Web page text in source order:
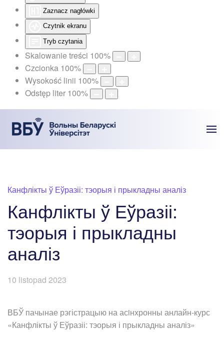
Zaznacz nagłówki
Czytnik ekranu
Tryb czytania
Skalowanie treści 100%
Czcionka 100%
Wysokość linii 100%
Odstęp liter 100%
Канфлікты ў Еўразіі: тэорыя і прыкладны аналіз
Канфлікты ў Еўразіі:
тэорыя і прыкладны
аналіз
10 listopad 2023
ВБЎ пачынае рэгістрацыю на асiнхронны анлайн-курс
«Канфлікты ў Еўразіі: тэорыя і прыкладны аналіз»